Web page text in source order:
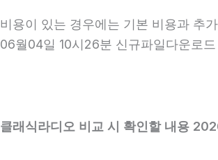
비용이 있는 경우에는 기본 비용과 추
06월04일 10시26분 신규파일다운로
클래식라디오 비교 시 확인할 내용